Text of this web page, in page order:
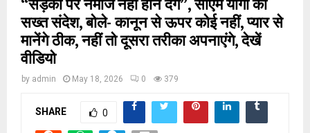
“सड़कों पर नमाज नहीं होने देंगे”, सीएम योगी का
सख्त संदेश, बोले- कानून से ऊपर कोई नहीं, प्यार से
मानेंगे ठीक, नहीं तो दूसरा तरीका अपनाएंगे, देखें
वीडियो
by admin May 18, 2026 0 379
SHARE 0